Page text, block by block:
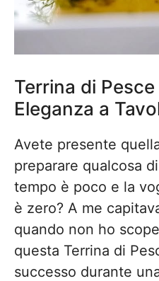
Terrina di
Eleganza a
Avete presente
preparare qualcosa
tempo è poco e la
è zero? A me
quando non ho
questa Terrina di
successo durante